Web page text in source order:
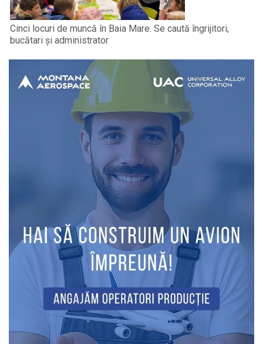
Cinci locuri de muncă în Baia Mare. Se caută îngrijitori,
bucătari și administrator